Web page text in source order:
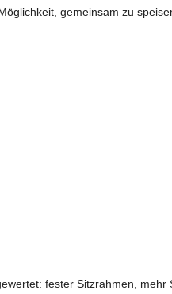
gemeinsam zu
fester Sitzrahmen,